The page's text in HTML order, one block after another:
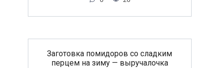
Заготовка помидоров со сладким
перцем на зиму — выручалочка